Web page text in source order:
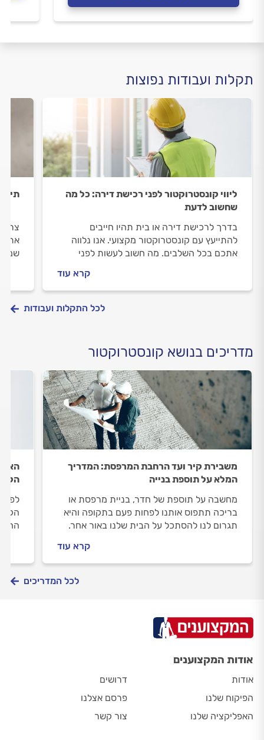
תקלות ועבודות נפוצות
ליווי קונסטרוקטור לפני רכישת דירה: כל מה
שחשוב לדעת
בדרך לרכישת דירה או בית תהיו חייבים
להתייעץ עם קונסטרוקטור מקצועי. אנו נלווה
אתכם בכל השלבים. מה חשוב לעשות לפני
וכמה עולה ליווי מלא לקראת רכישת הבית?
ריכזנו עבורכם את כל המידע.
קרא עוד
לכל התקלות ועבודות
מדריכים בנושא קונסטרוקטור
משבירת קיר ועד הרחבת המרפסת: המדריך
המלא על תוספת בנייה
מחשבה על תוספת של חדר, בניית מרפסת או
בריכה תתפוס אותנו לפחות פעם בתקופה והיא
תגרום לנו להסתכל על הבית שלנו באור אחר.
הבית ולחלק מחדש את החללים שבו. אולם, לפני
שניגשים לבנייה חשוב לדאוג לכל האישורים
הנדרשים ולבצע בדיקות שיוכיחו לנו שהבית חזק
קרא עוד
לכל המדריכים
אודות המקצוענים
אודות
הפיקוח שלנו
האפליקציה שלנו
דרושים
פרסם אצלנו
צור קשר